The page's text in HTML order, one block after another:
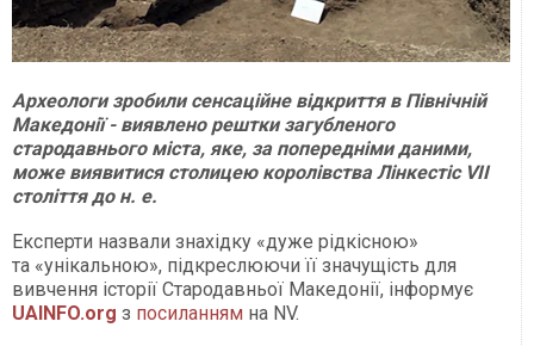
Археологи зробили сенсаційне відкриття в Північній
Македонії - виявлено рештки загубленого
стародавнього міста, яке, за попередніми даними,
може виявитися столицею королівства Лінкестіс VII
століття до н. е.
Експерти назвали знахідку «дуже рідкісною»
та «унікальною», підкреслюючи її значущість для
вивчення історії Стародавньої Македонії, інформує
UAINFO.org з посиланням на NV.